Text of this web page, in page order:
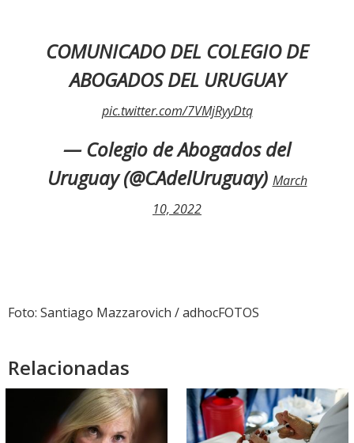
COMUNICADO DEL COLEGIO DE
ABOGADOS DEL URUGUAY
pic.twitter.com/7VMjRyyDtq
— Colegio de Abogados del
Uruguay (@CAdelUruguay) March
10, 2022
Foto: Santiago Mazzarovich / adhocFOTOS
Relacionadas